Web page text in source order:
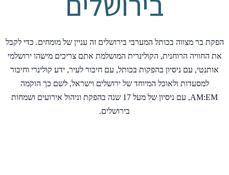
הפקת בר מצווה בכותל המערבי בירושלים זה עניין של מומחים. כדי לקבל
את החוויה הרוחנית, הקולינרית המושלמת אתם צריכים מישהו ירושלמי
אותנטי, עם ניסיון בהפקות בכותל, עם חיבור לעיר, ידע קולינרי וחיבור
למסעדות ולאוכל המיוחד של ירושלים וישראל, לשם כך הוקמה
AM:EM, עם ניסיון של מעל 17 שנה בהפקת וניהול אירועים ושמחות
בירושלים.